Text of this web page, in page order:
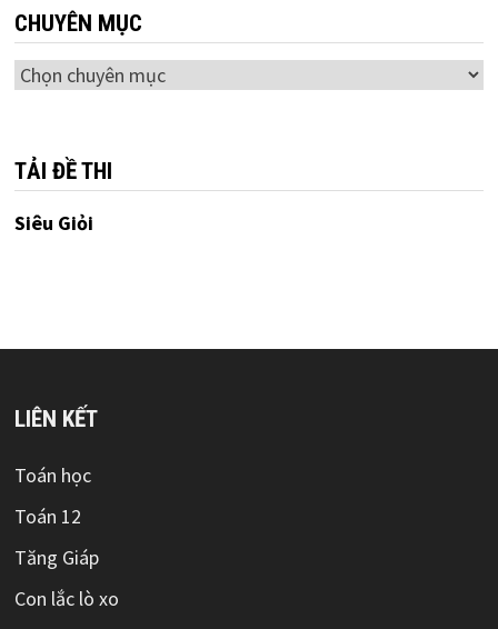
CHUYÊN MỤC
Chuyên
TẢI ĐỀ THI
Siêu Giỏi
LIÊN KẾT
Toán học
Toán 12
Tăng Giáp
Con lắc lò xo